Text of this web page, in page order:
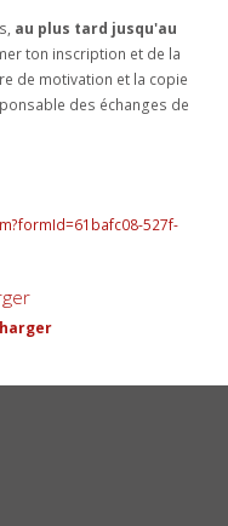
au plus tard jusqu'au
ton inscription et de la
de motivation et la copie
des échanges de
527f-